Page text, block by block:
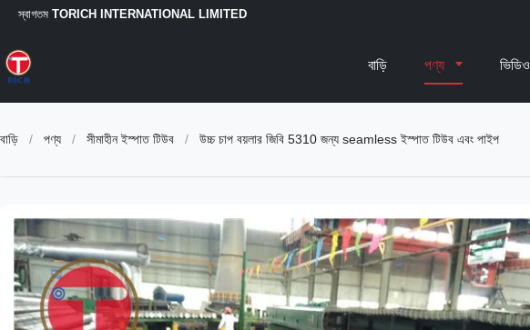
স্বাগতম TORICH INTERNATIONAL LIMITED
বাড়ি পণ্য ভিডিও
বাড়ি / পণ্য / সীমাহীন ইস্পাত টিউব / উচ্চ চাপ বয়লার জিবি 5310 জন্য seamless ইস্পাত টিউব এবং পাইপ